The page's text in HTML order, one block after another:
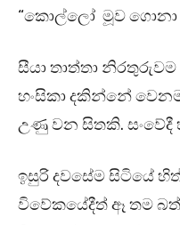
“කොල්ලෝ මූව ගොනා
සීයා තාත්තා
හංසිකා දකින්නේ
උණු වන සිතකි. සංවේදී
ඉසුරි දවසේම සිටියේ
විවේකයේදීත් ඈ තම බත්